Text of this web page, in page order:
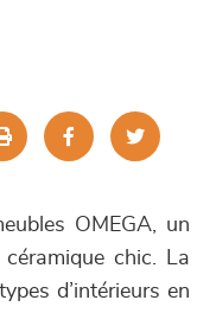
OMEGA, un
chic. La
d’intérieurs en